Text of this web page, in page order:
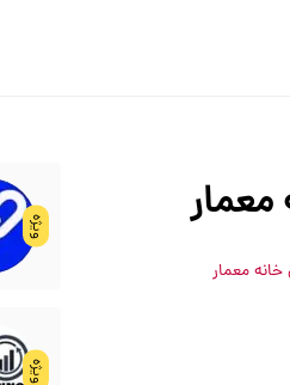
معمار
ویژه
ویژه